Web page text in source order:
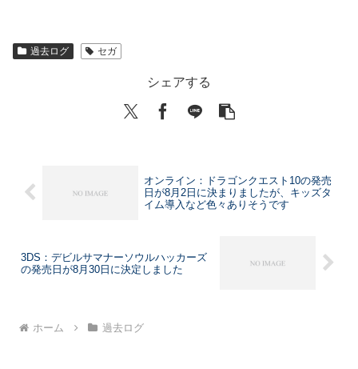
過去ログ セガ
シェアする
オンライン：ドラゴンクエスト10の発売
日が8月2日に決まりましたが、キッズタ
イム導入など色々ありそうです
3DS：デビルサマナーソウルハッカーズ
の発売日が8月30日に決定しました
ホーム 過去ログ